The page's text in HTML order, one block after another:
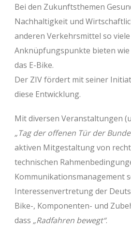
Bei den Zukunftsthemen
Nachhaltigkeit und
anderen Verkehrsmittel so viele
Anknüpfungspunkte bieten wie
das E-Bike.
Der ZIV fördert mit seiner
diese Entwicklung.
Mit diversen Veranstaltungen
„Tag der offenen Tür der
aktiven Mitgestaltung von
technischen
Kommunikationsmanagement
Interessenvertretung der
Bike-, Komponenten- und
dass „Radfahren bewegt“.